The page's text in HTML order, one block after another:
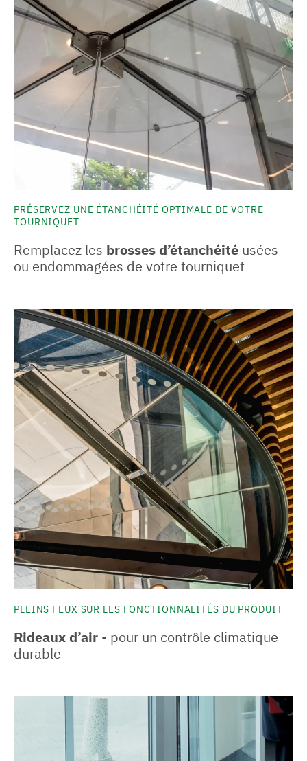
PRÉSERVEZ UNE ÉTANCHÉITÉ OPTIMALE DE VOTRE
TOURNIQUET
Remplacez les brosses d’étanchéité usées
ou endommagées de votre tourniquet
PLEINS FEUX SUR LES FONCTIONNALITÉS DU PRODUIT
Rideaux d’air - pour un contrôle climatique
durable